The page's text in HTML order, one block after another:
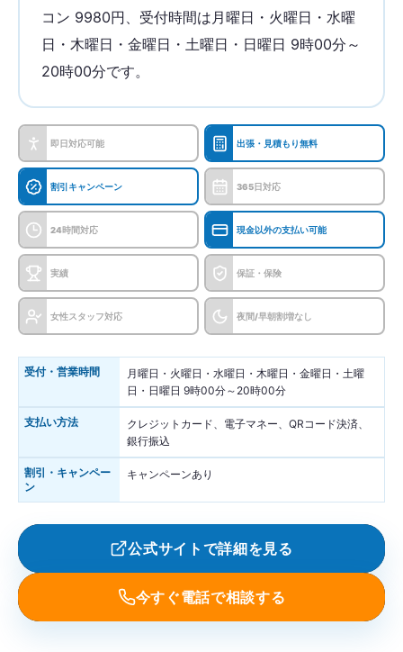
コン 9980円、受付時間は月曜日・火曜日・水曜
日・木曜日・金曜日・土曜日・日曜日 9時00分～
20時00分です。
即日対応可能 出張・見積もり無料
割引キャンペーン 365日対応
24時間対応 現金以外の支払い可能
実績 保証・保険
女性スタッフ対応 夜間/早朝割増なし
受付・営業時間
月曜日・火曜日・水曜日・木曜日・金曜日・土曜
日・日曜日 9時00分～20時00分
支払い方法
クレジットカード、電子マネー、QRコード決済、
銀行振込
割引・キャンペー
ン
キャンペーンあり
公式サイトで詳細を見る
今すぐ電話で相談する